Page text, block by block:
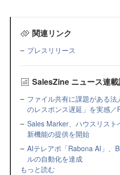
関連リンク
プレスリリース
SalesZine ニュース連
ファイル共有に課題がある
のレスポンス遅延」を実感／
Sales Marker、ハウスリスト
新機能の提供を開始
AIテレアポ「Rabona AI」、
ルの自動化を達成
もっと読む